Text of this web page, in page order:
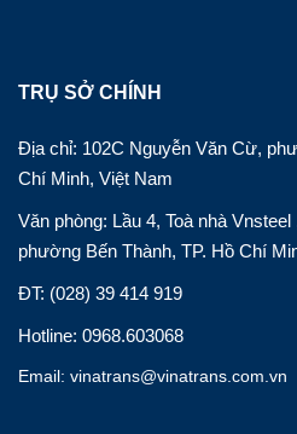
TRỤ SỞ CHÍNH
Địa chỉ: 102C Nguyễn Văn Cừ,
Chí Minh, Việt Nam
Văn phòng: Lầu 4, Toà nhà
phường Bến Thành, TP. Hồ Chí
ĐT: (028) 39 414 919
Hotline: 0968.603068
Email: vinatrans@vinatrans.com.vn